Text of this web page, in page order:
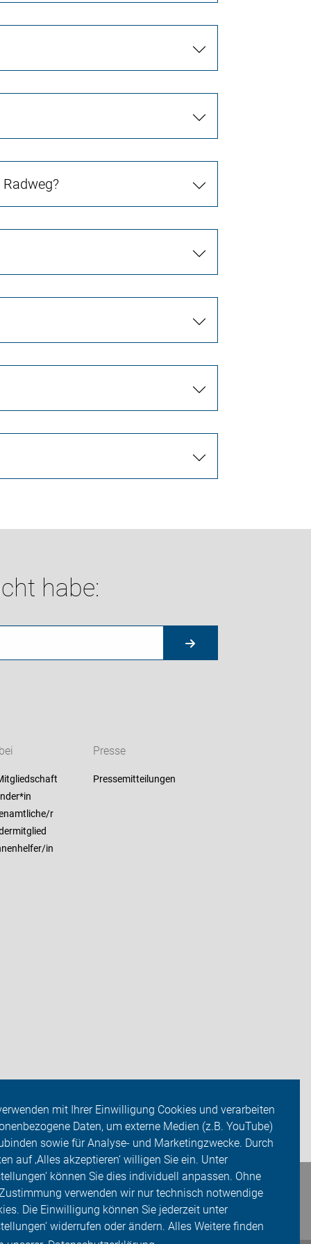
mit Ihrer Einwilligung Cookies und verarbeiten
Daten, um externe Medien (z.B. YouTube)
sowie für Analyse- und Marketingzwecke. Durch
auf ‚Alles akzeptieren‘ willigen Sie ein. Unter
können Sie dies individuell anpassen. Ohne
verwenden wir nur technisch notwendige
Die Einwilligung können Sie jederzeit unter
widerrufen oder ändern. Alles Weitere finden
habe:
r
in
Presse
Pressemitteilungen